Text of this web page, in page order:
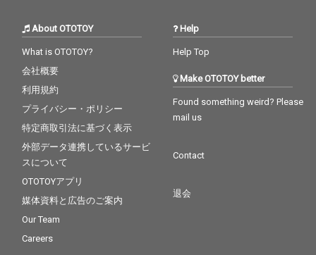
About OTOTOY
What is OTOTOY?
会社概要
利用規約
プライバシー・ポリシー
特定商取引法に基づく表示
外部データ連携しているサービ
スについて
OTOTOYアプリ
媒体資料と広告のご案内
Our Team
Careers
Help
Help Top
Make OTOTOY better
Found something weird? Please
mail us
Contact
退会